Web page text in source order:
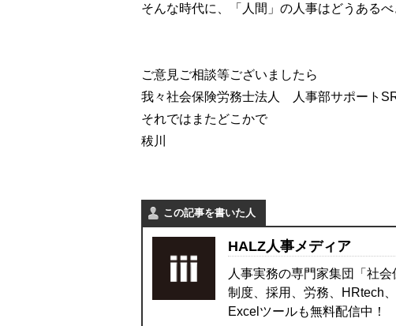
そんな時代に、「人間」の人事はどうあるべ
ご意見ご相談等ございましたら
我々社会保険労務士法人 人事部サポート
それではまたどこかで
秡川
この記事を書いた人
HALZ人事メディア
人事実務の専門家集団「社
制度、採用、労務、HRtech
Excelツールも無料配信中！